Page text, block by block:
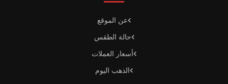
عن الموقع
حالة الطقس
أسعار العملات
الذهب اليوم